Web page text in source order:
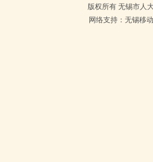
版权所有 无锡市人
网络支持：无锡移